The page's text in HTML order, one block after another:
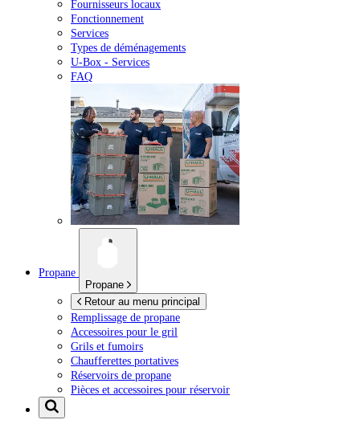
Fournisseurs locaux
Fonctionnement
Services
Types de déménagements
U-Box - Services
FAQ
Propane
Propane
Retour au menu principal
Remplissage de propane
Accessoires pour le gril
Grils et fumoirs
Chaufferettes portatives
Réservoirs de propane
Pièces et accessoires pour réservoir